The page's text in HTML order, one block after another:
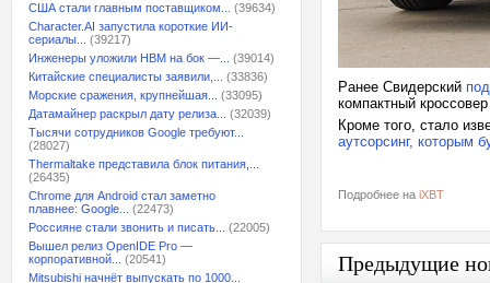
США стали главным поставщиком...
(39634)
Character.AI запустила короткие ИИ-
сериалы...
(39217)
Инженеры уложили HBM на бок —...
(39014)
Китайские специалисты заявили,...
(33836)
Морские сражения, крупнейшая...
(33095)
Датамайнер раскрыл дату релиза...
(32039)
Тысячи сотрудников Google требуют...
(28027)
Thermaltake представила блок питания,...
(26435)
Chrome для Android стал заметно
плавнее: Google...
(22473)
Россияне стали звонить и писать...
(22005)
Вышел релиз OpenIDE Pro —
корпоративной...
(20541)
Mitsubishi начнёт выпускать по 1000...
Ранее Свидерский
компактный
Кроме того, стало
аутсорсинг, которым
Подробнее на iXBT
Предыдущие